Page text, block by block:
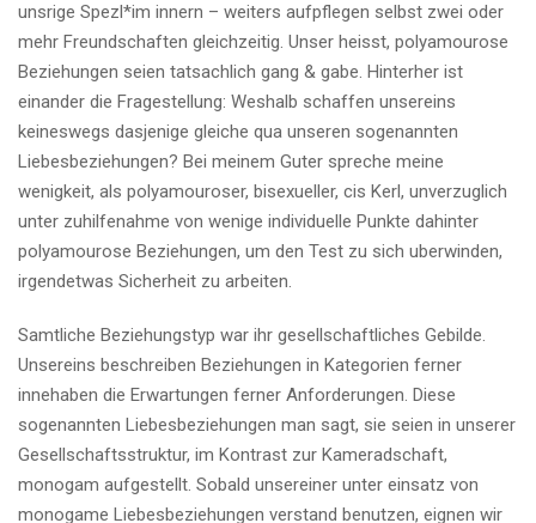
unsrige Spezl*im innern – weiters aufpflegen selbst zwei oder
mehr Freundschaften gleichzeitig. Unser heisst, polyamourose
Beziehungen seien tatsachlich gang & gabe. Hinterher ist
einander die Fragestellung: Weshalb schaffen unsereins
keineswegs dasjenige gleiche qua unseren sogenannten
Liebesbeziehungen? Bei meinem Guter spreche meine
wenigkeit, als polyamouroser, bisexueller, cis Kerl, unverzuglich
unter zuhilfenahme von wenige individuelle Punkte dahinter
polyamourose Beziehungen, um den Test zu sich uberwinden,
irgendetwas Sicherheit zu arbeiten.
Samtliche Beziehungstyp war ihr gesellschaftliches Gebilde.
Unsereins beschreiben Beziehungen in Kategorien ferner
innehaben die Erwartungen ferner Anforderungen. Diese
sogenannten Liebesbeziehungen man sagt, sie seien in unserer
Gesellschaftsstruktur, im Kontrast zur Kameradschaft,
monogam aufgestellt. Sobald unsereiner unter einsatz von
monogame Liebesbeziehungen verstand benutzen, eignen wir